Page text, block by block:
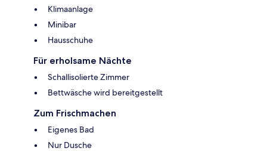
Klimaanlage
Minibar
Hausschuhe
Für erholsame Nächte
Schallisolierte Zimmer
Bettwäsche wird bereitgestellt
Zum Frischmachen
Eigenes Bad
Nur Dusche